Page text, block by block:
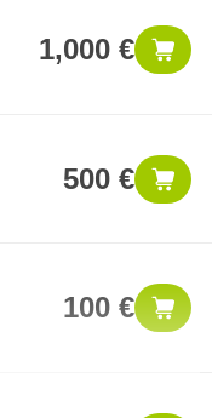
1,000 €
500 €
100 €